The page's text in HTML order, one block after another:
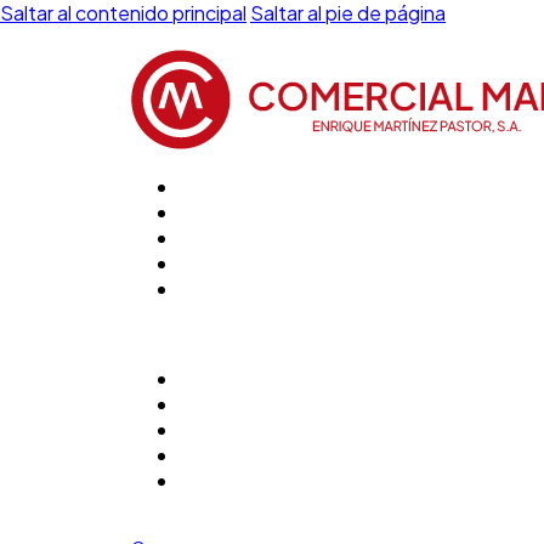
Saltar al contenido principal Saltar al pie de página